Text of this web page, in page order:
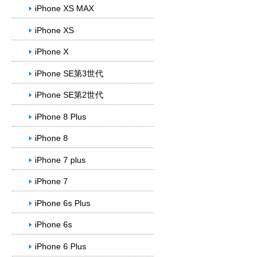
iPhone XS MAX
iPhone XS
iPhone X
iPhone SE第3世代
iPhone SE第2世代
iPhone 8 Plus
iPhone 8
iPhone 7 plus
iPhone 7
iPhone 6s Plus
iPhone 6s
iPhone 6 Plus